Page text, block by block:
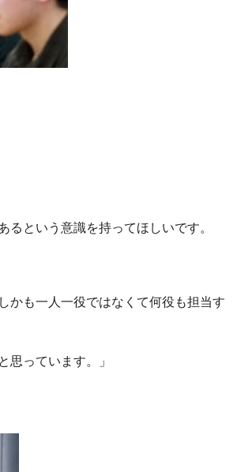
るという意識を持ってほしいです。
かも一人一役ではなくて何役も担当す
思っています。」